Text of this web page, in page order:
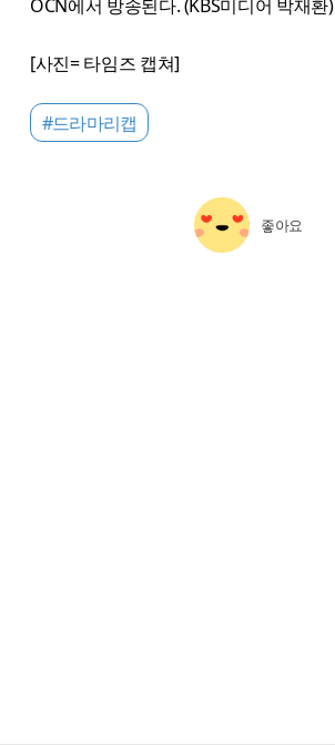
OCN에서 방송된다. (KBS미디어 박재환)
[사진= 타임즈 캡쳐]
#드라마리캡
좋아요